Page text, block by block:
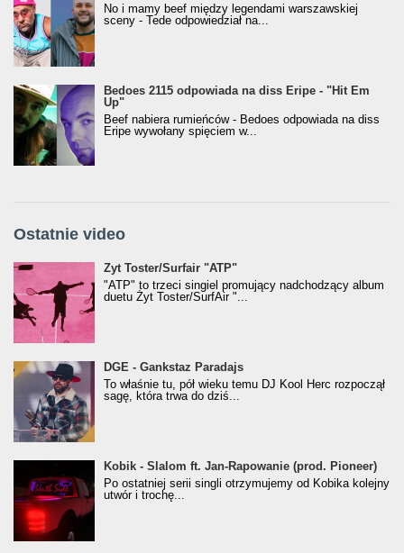
No i mamy beef między legendami warszawskiej
sceny - Tede odpowiedział na...
Bedoes 2115 odpowiada na diss Eripe - "Hit Em
Up"
Beef nabiera rumieńców - Bedoes odpowiada na diss
Eripe wywołany spięciem w...
Ostatnie video
Żyt Toster/SurfAir - ATP VIDEO
Żyt Toster/Surfair "ATP"
"ATP" to trzeci singiel promujący nadchodzący album
duetu Żyt Toster/SurfAir "...
donGURALesko z nagrodą za
Klasyczny/Trueschoolowy Album Roku
(Popkillery 2023)
DGE - Gankstaz Paradajs
To właśnie tu, pół wieku temu DJ Kool Herc rozpoczął
sagę, która trwa do dziś...
Kobik - Slalom ft. Jan-Rapowanie (prod. Pioneer)
[Official Music Visualiser]
Kobik - Slalom ft. Jan-Rapowanie (prod. Pioneer)
Po ostatniej serii singli otrzymujemy od Kobika kolejny
utwór i trochę...